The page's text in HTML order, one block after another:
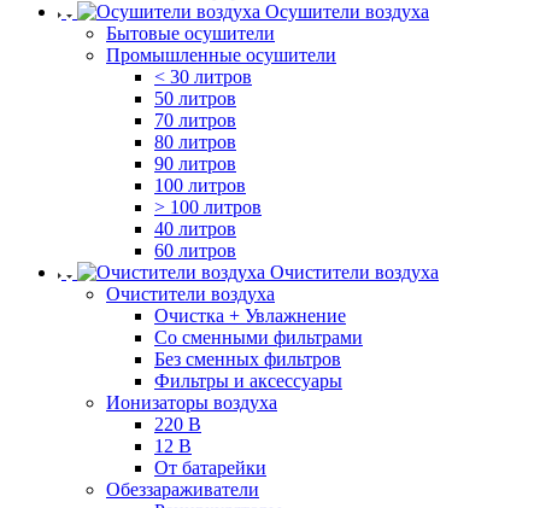
Осушители воздуха
Бытовые осушители
Промышленные осушители
< 30 литров
50 литров
70 литров
80 литров
90 литров
100 литров
> 100 литров
40 литров
60 литров
Очистители воздуха
Очистители воздуха
Очистка + Увлажнение
Cо сменными фильтрами
Без сменных фильтров
Фильтры и аксессуары
Ионизаторы воздуха
220 В
12 В
От батарейки
Обеззараживатели